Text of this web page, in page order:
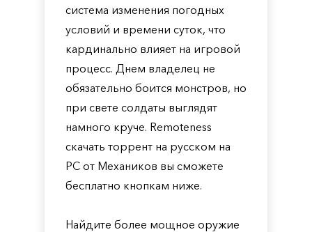
система изменения погодных
условий и времени суток, что
кардинально влияет на игровой
процесс. Днем владелец не
обязательно боится монстров, но
при свете солдаты выглядят
намного круче. Remoteness
скачать торрент на русском на
PC от Механиков вы сможете
бесплатно кнопкам ниже.
Найдите более мощное оружие